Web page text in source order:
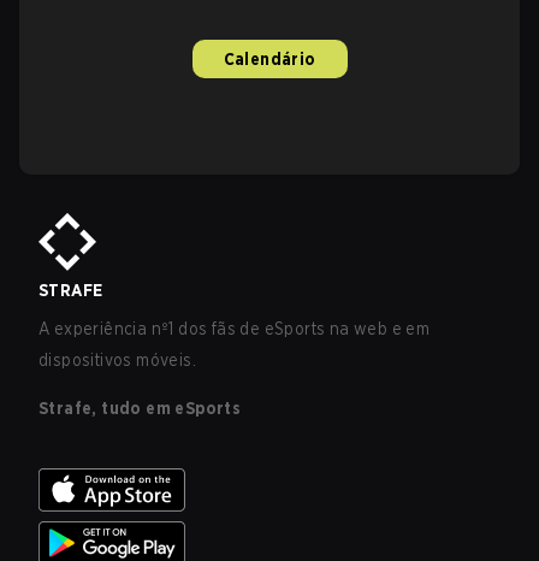
Calendário
STRAFE
A experiência nº1 dos fãs de eSports na web e em
dispositivos móveis.
Strafe, tudo em eSports